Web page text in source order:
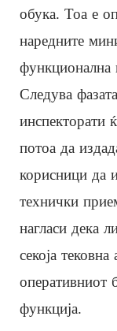
обука. Тоа е
наредните
функционална
Следува
инспекторати
потоа да
корисници да
технички
нагласи дека
секоја
оперативниот
функција.